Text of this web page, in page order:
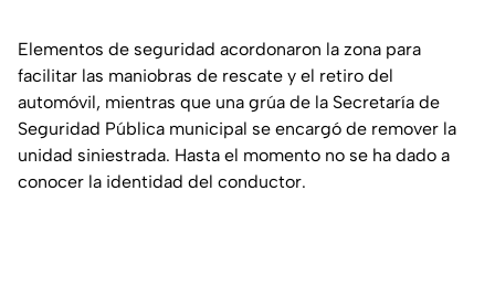
Elementos de seguridad acordonaron la zona para
facilitar las maniobras de rescate y el retiro del
automóvil, mientras que una grúa de la Secretaría de
Seguridad Pública municipal se encargó de remover la
unidad siniestrada. Hasta el momento no se ha dado a
conocer la identidad del conductor.